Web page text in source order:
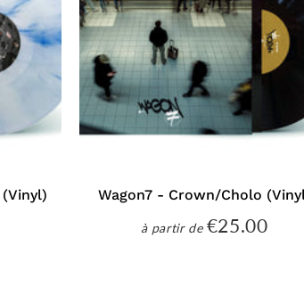
Wagon7 - Crown/Cholo
à partir de Prix
€25.00